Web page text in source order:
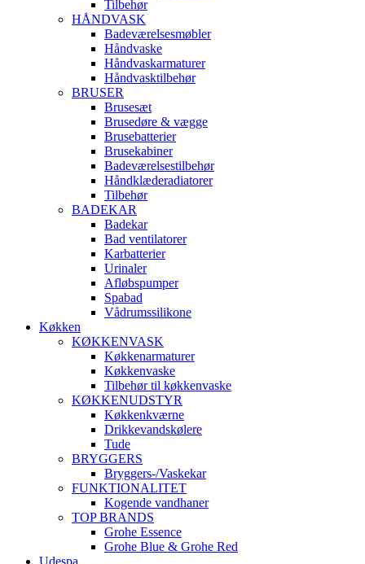
Tilbehør
HÅNDVASK
Badeværelsesmøbler
Håndvaske
Håndvaskarmaturer
Håndvasktilbehør
BRUSER
Brusesæt
Brusedøre & vægge
Brusebatterier
Brusekabiner
Badeværelsestilbehør
Håndklæderadiatorer
Tilbehør
BADEKAR
Badekar
Bad ventilatorer
Karbatterier
Urinaler
Afløbspumper
Spabad
Vådrumssilikone
Køkken
KØKKENVASK
Køkkenarmaturer
Køkkenvaske
Tilbehør til køkkenvaske
KØKKENUDSTYR
Køkkenkværne
Drikkevandskølere
Tude
BRYGGERS
Bryggers-/Vaskekar
FUNKTIONALITET
Kogende vandhaner
TOP BRANDS
Grohe Essence
Grohe Blue & Grohe Red
Udespa